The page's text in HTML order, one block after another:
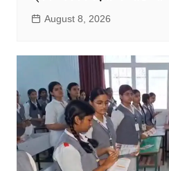
August 8, 2026